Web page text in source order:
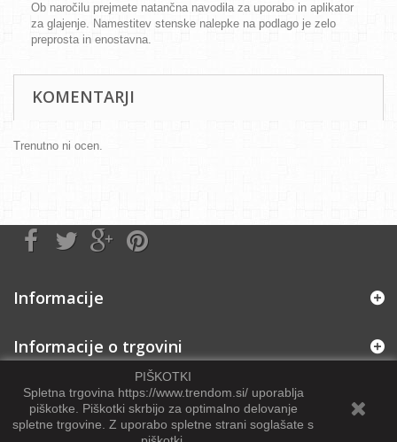
Ob naročilu prejmete natančna navodila za uporabo in aplikator
za glajenje. Namestitev stenske nalepke na podlago je zelo
preprosta in enostavna.
KOMENTARJI
Trenutno ni ocen.
Informacije
Informacije o trgovini
PIŠKOTKI
Spletna trgovina https://www.trendom.si/ uporablja
piškotke. Piškotki skrbijo za optimalno delovanje
spletne trgovine Z uporabo spletne strani soglašate s